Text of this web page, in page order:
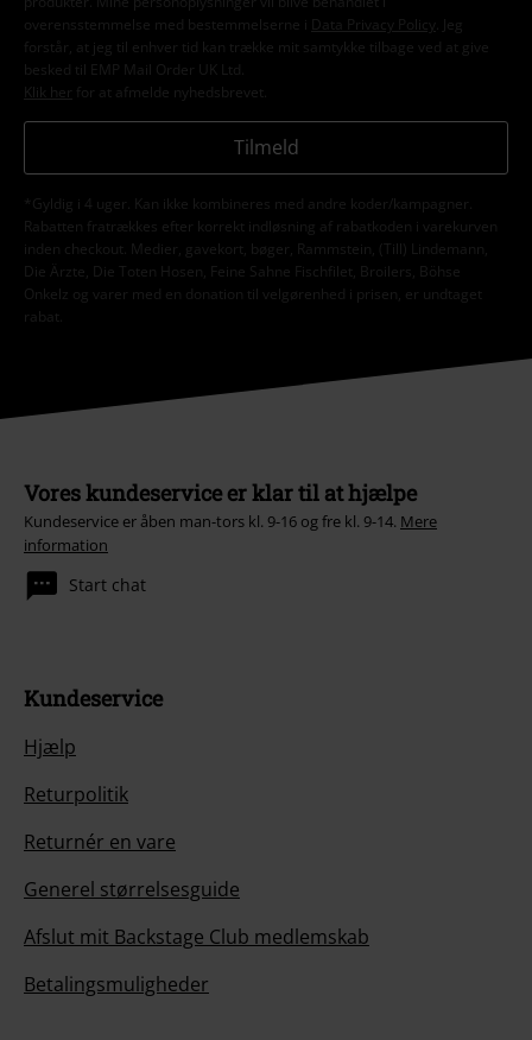
overensstemmelse med bestemmelserne i
Data Privacy Policy
. Jeg
forstår, at jeg til enhver tid kan trække mit samtykke tilbage ved at give
besked til EMP Mail Order UK Ltd.
Klik her
for at afmelde nyhedsbrevet.
Tilmeld
*Gyldig i 4 uger. Kan ikke kombineres med andre koder/kampagner.
Rabatten fratrækkes efter korrekt indløsning af rabatkoden i varekurven
inden checkout. Medier, gavekort, bøger, Rammstein, (Till) Lindemann,
Die Ärzte, Die Toten Hosen, Feine Sahne Fischfilet, Broilers, Böhse
Onkelz og varer med en donation til velgørenhed i prisen, er undtaget
rabat.
Vores kundeservice er klar til at hjælpe
Kundeservice er åben man-tors kl. 9-16 og fre kl. 9-14. Mere
information
Start chat
Kundeservice
Hjælp
Returpolitik
Returnér en vare
Generel størrelsesguide
Afslut mit Backstage Club medlemskab
Betalingsmuligheder